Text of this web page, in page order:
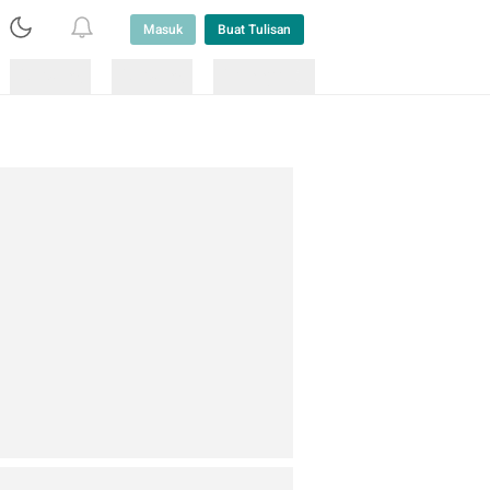
Masuk Buat Tulisan